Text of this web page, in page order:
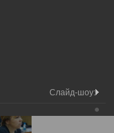
Слайд-шоу: